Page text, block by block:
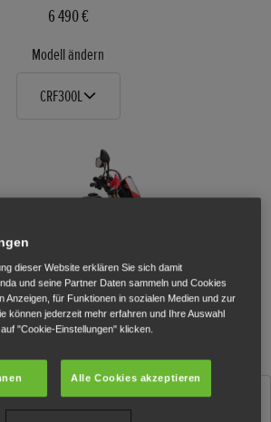
6 490 €
Modell ändern
CRF300L
Red
dieser Website erklären Sie sich damit
und seine Partner Daten sammeln und Cookies
Anzeigen, für Funktionen in sozialen Medien und zur
können jederzeit mehr erfahren und Ihre Auswahl
"Cookie-Einstellungen" klicken.
Alle Cookies akzeptieren